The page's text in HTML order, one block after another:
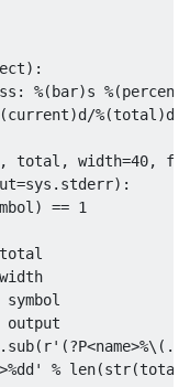
):
%(bar)s
%(total)d
, total , width=40,
=sys . stderr):
) == 1
total
width
symbol
output
. sub( r
% len(str(total